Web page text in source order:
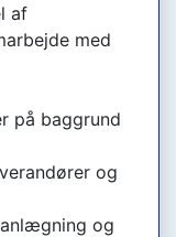
af
med
på baggrund
og
og